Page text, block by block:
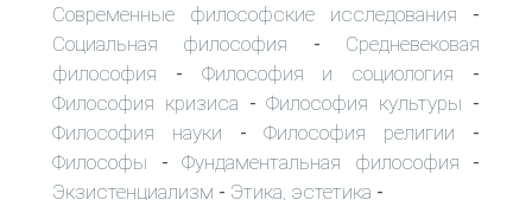
Современные философские исследования -
Социальная философия - Средневековая
философия - Философия и социология -
Философия кризиса -Философия культуры -
Философия науки -Философия религии -
Философы - Фундаментальная философия -
Экзистенциализм - Этика, эстетика -